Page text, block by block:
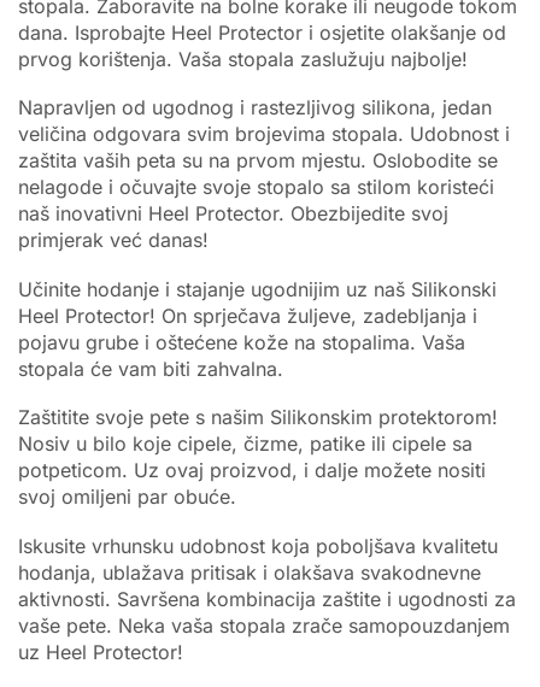
stopala. Zaboravite na bolne korake ili neugode tokom
dana. Isprobajte Heel Protector i osjetite olakšanje od
prvog korištenja. Vaša stopala zaslužuju najbolje!
Napravljen od ugodnog i rastezljivog silikona, jedan
veličina odgovara svim brojevima stopala. Udobnost i
zaštita vaših peta su na prvom mjestu. Oslobodite se
nelagode i očuvajte svoje stopalo sa stilom koristeći
naš inovativni Heel Protector. Obezbijedite svoj
primjerak već danas!
Učinite hodanje i stajanje ugodnijim uz naš Silikonski
Heel Protector! On sprječava žuljeve, zadebljanja i
pojavu grube i oštećene kože na stopalima. Vaša
stopala će vam biti zahvalna.
Zaštitite svoje pete s našim Silikonskim protektorom!
Nosiv u bilo koje cipele, čizme, patike ili cipele sa
potpeticom. Uz ovaj proizvod, i dalje možete nositi
svoj omiljeni par obuće.
Iskusite vrhunsku udobnost koja poboljšava kvalitetu
hodanja, ublažava pritisak i olakšava svakodnevne
aktivnosti. Savršena kombinacija zaštite i ugodnosti za
vaše pete. Neka vaša stopala zrače samopouzdanjem
uz Heel Protector!